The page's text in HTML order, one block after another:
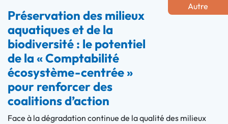
Autre
Préservation des milieux
aquatiques et de la
biodiversité : le potentiel
de la « Comptabilité
écosystème-centrée »
pour renforcer des
coalitions d’action
Face à la dégradation continue de la qualité des milieux